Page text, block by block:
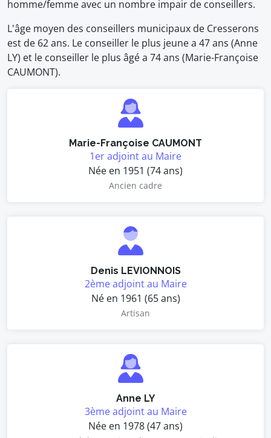
homme/femme avec un nombre impair de conseillers.
L'âge moyen des conseillers municipaux de Cresserons
est de 62 ans. Le conseiller le plus jeune a 47 ans (Anne
LY) et le conseiller le plus âgé a 74 ans (Marie-Françoise
CAUMONT).
Marie-Françoise CAUMONT
1er adjoint au Maire
Née en 1951 (74 ans)
Ancien cadre
Denis LEVIONNOIS
2ème adjoint au Maire
Né en 1961 (65 ans)
Artisan
Anne LY
3ème adjoint au Maire
Née en 1978 (47 ans)